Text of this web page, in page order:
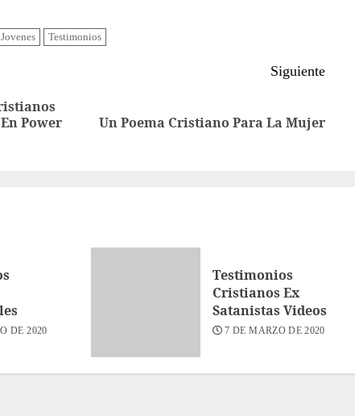
Jovenes Testimonios
Entrada
Power
Siguiente
Siguiente
Un Poema Cristiano Para La Mujer
DE 2020
Testimonios
Cristianos Ex
Satanistas Videos
7 DE MARZO DE 2020